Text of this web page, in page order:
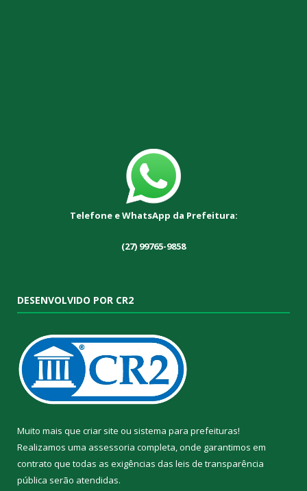
Telefone e WhatsApp da Prefeitura:
(27) 99765-9858
DESENVOLVIDO POR CR2
Muito mais que criar site ou sistema para prefeituras!
Realizamos uma assessoria completa, onde garantimos em
contrato que todas as exigências das leis de transparência
pública serão atendidas.